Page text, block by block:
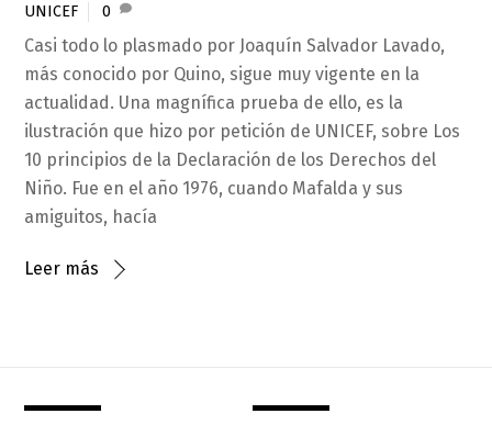
UNICEF
0
Casi todo lo plasmado por Joaquín Salvador Lavado,
más conocido por Quino, sigue muy vigente en la
actualidad. Una magnífica prueba de ello, es la
ilustración que hizo por petición de UNICEF, sobre Los
10 principios de la Declaración de los Derechos del
Niño. Fue en el año 1976, cuando Mafalda y sus
amiguitos, hacía
Leer más